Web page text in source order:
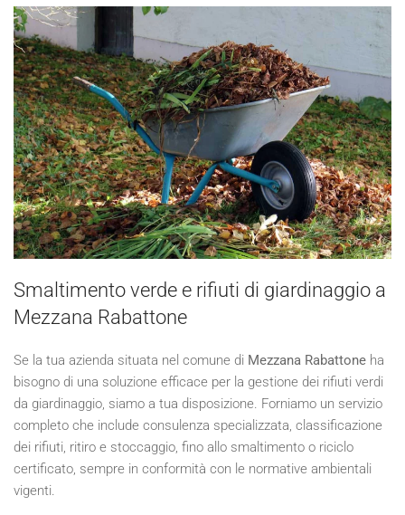
Smaltimento verde e rifiuti di giardinaggio a
Mezzana Rabattone
Se la tua azienda situata nel comune di Mezzana Rabattone ha
bisogno di una soluzione efficace per la gestione dei rifiuti verdi
da giardinaggio, siamo a tua disposizione. Forniamo un servizio
completo che include consulenza specializzata, classificazione
dei rifiuti, ritiro e stoccaggio, fino allo smaltimento o riciclo
certificato, sempre in conformità con le normative ambientali
vigenti.